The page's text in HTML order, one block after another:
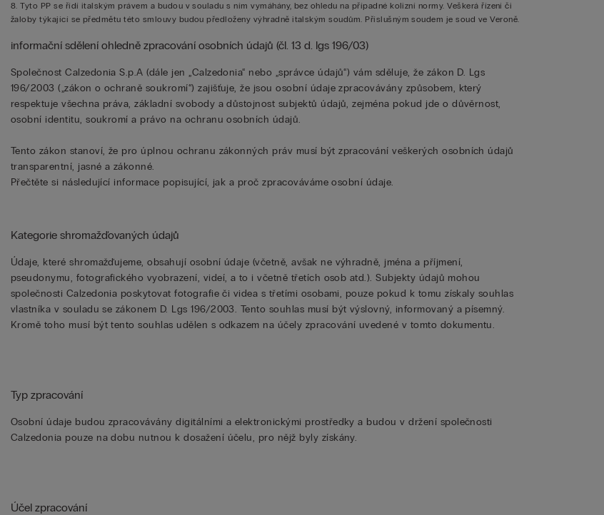
8. Tyto PP se řídí italským právem a budou v souladu s ním vymáhány, bez ohledu na případné kolizní normy. Veškerá řízení či
žaloby týkající se předmětu této smlouvy budou předloženy výhradně italským soudům. Příslušným soudem je soud ve Veroně.
informační sdělení ohledně zpracování osobních údajů (čl. 13 d. lgs 196/03)
Společnost Calzedonia S.p.A (dále jen „Calzedonia“ nebo „správce údajů“) vám sděluje, že zákon D. Lgs
196/2003 („zákon o ochraně soukromí“) zajišťuje, že jsou osobní údaje zpracovávány způsobem, který
respektuje všechna práva, základní svobody a důstojnost subjektů údajů, zejména pokud jde o důvěrnost,
osobní identitu, soukromí a právo na ochranu osobních údajů.
Tento zákon stanoví, že pro úplnou ochranu zákonných práv musí být zpracování veškerých osobních údajů
transparentní, jasné a zákonné.
Přečtěte si následující informace popisující, jak a proč zpracováváme osobní údaje.
Kategorie shromažďovaných údajů
Údaje, které shromažďujeme, obsahují osobní údaje (včetně, avšak ne výhradně, jména a příjmení,
pseudonymu, fotografického vyobrazení, videí, a to i včetně třetích osob atd.). Subjekty údajů mohou
společnosti Calzedonia poskytovat fotografie či videa s třetími osobami, pouze pokud k tomu získaly souhlas
vlastníka v souladu se zákonem D. Lgs 196/2003. Tento souhlas musí být výslovný, informovaný a písemný.
Kromě toho musí být tento souhlas udělen s odkazem na účely zpracování uvedené v tomto dokumentu.
Typ zpracování
Osobní údaje budou zpracovávány digitálními a elektronickými prostředky a budou v držení společnosti
Calzedonia pouze na dobu nutnou k dosažení účelu, pro nějž byly získány.
Účel zpracování